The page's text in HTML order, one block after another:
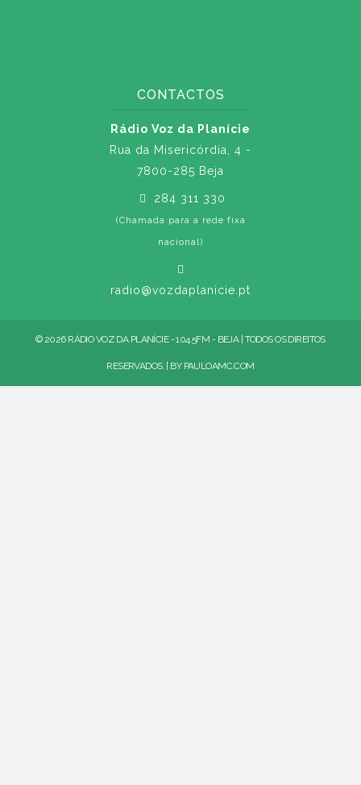
CONTACTOS
Rádio Voz da Planície
Rua da Misericórdia, 4 -
7800-285 Beja
284 311 330
(Chamada para a rede fixa
nacional)
radio@vozdaplanicie.pt
© 2026 RÁDIO VOZ DA PLANÍCIE - 104.5FM - BEJA | TODOS OS DIREITOS
RESERVADOS. | BY PAULOAMC.COM